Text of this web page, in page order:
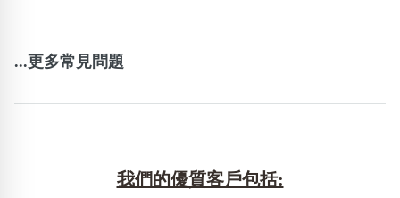
...更多常見問題
我們的優質客戶包括: